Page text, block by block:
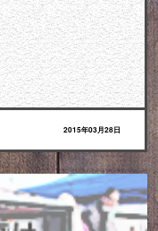
2015年03月28日